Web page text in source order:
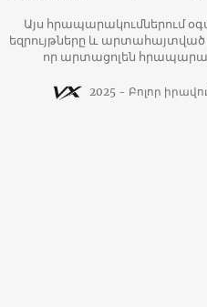
Այս հրապարակումներում
եզրույթները և
որ արտացոլեն
2025 - Բոլոր